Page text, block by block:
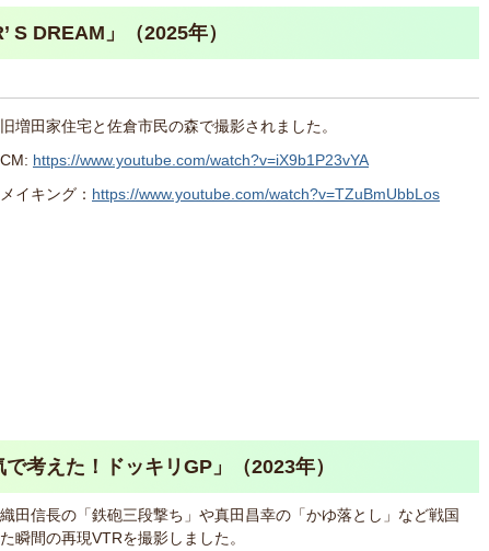
S DREAM」（2025年）
旧増田家住宅と佐倉市民の森で撮影されました。
CM: https://www.youtube.com/watch?v=iX9b1P23vYA
メイキング： https://www.youtube.com/watch?v=TZuBmUbbLos
考えた！ドッキリGP」（2023年）
田信長の「鉄砲三段撃ち」や真田昌幸の「かゆ落とし」など戦国
瞬間の再現VTRを撮影しました。